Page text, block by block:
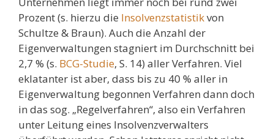
Prozent (s. hierzu die Insolvenzstatistikvon
Schultze & Braun). Auch die Anzahl der
Eigenverwaltungen stagniert im Durchschnitt bei
2,7 % (s. BCG-Studie, S. 14) aller Verfahren. Viel
eklatanter ist aber, dass bis zu 40 % aller in
Eigenverwaltung begonnen Verfahren dann doch
in das sog. „Regelverfahren“, also ein Verfahren
unter Leitung eines Insolvenzverwalters